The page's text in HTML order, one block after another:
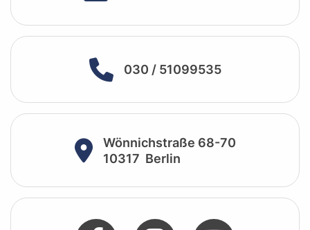
030 / 51099535
Wönnichstraße 68-70
10317 Berlin